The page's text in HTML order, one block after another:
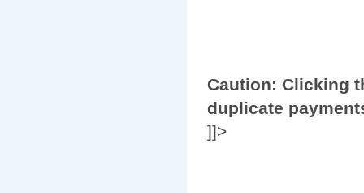
Caution: Clicking
duplicate
]]>